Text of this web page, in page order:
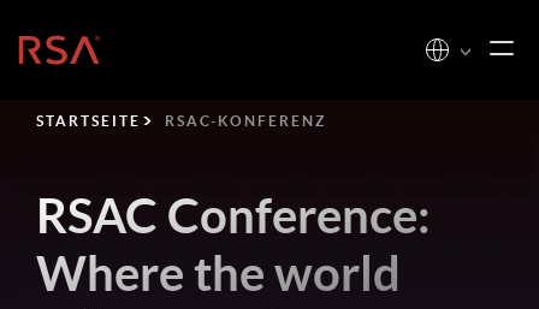
Startseite
STARTSEITE RSAC-KONFERENZ
RSAC Conference:
Where the world